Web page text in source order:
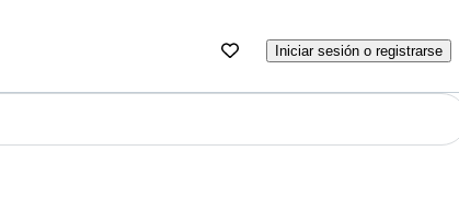
Iniciar sesión o registrarse